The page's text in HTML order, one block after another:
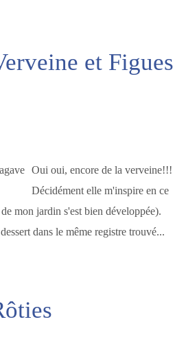
et Figues
Oui oui, encore de la verveine!!!
Décidément elle m'inspire en ce
mon jardin s'est bien développée).
dans le même registre trouvé...